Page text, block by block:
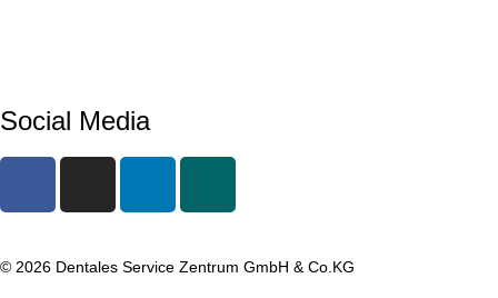
Social Media
© 2026 Dentales Service Zentrum GmbH & Co.KG